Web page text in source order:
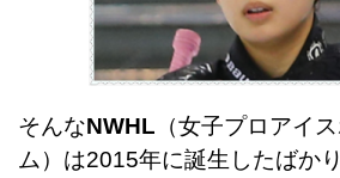
そんなNWHL （女子プロアイ
ム）は2015年に誕生したばか